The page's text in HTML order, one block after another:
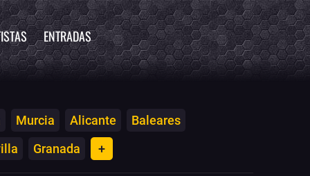
ENTRADAS
Murcia Alicante
Baleares
Granada +